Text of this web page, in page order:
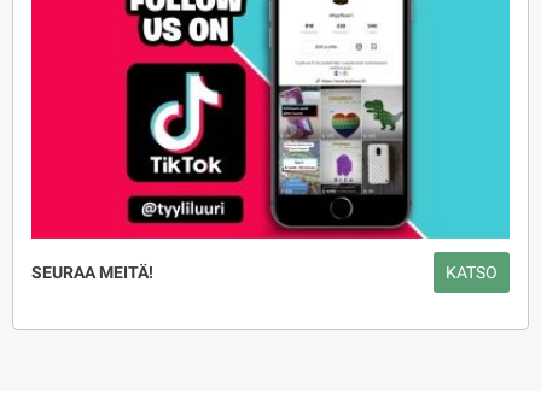
SEURAA MEITÄ! KATSO